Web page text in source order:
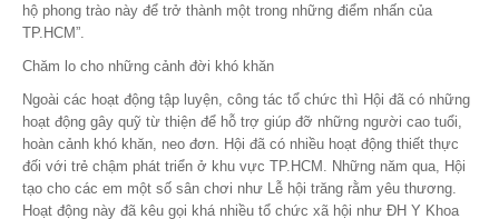
hộ phong trào này để trở thành một trong những điểm nhấn của
TP.HCM”.
Chăm lo cho những cảnh đời khó khăn
Ngoài các hoạt động tập luyện, công tác tổ chức thì Hội đã có những
hoạt động gây quỹ từ thiện để hỗ trợ giúp đỡ những người cao tuổi,
hoàn cảnh khó khăn, neo đơn. Hội đã có nhiều hoạt động thiết thực
đối với trẻ chậm phát triển ở khu vực TP.HCM. Những năm qua, Hội
tạo cho các em một số sân chơi như Lễ hội trăng rằm yêu thương.
Hoạt động này đã kêu gọi khá nhiều tổ chức xã hội như ĐH Y Khoa